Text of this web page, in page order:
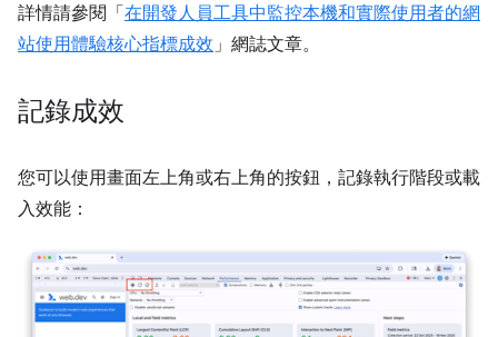
詳情請參閱「在開發人員工具中監控本機和實際使用者的網
站使用體驗核心指標成效 」網誌文章。
記錄成效
您可以使用畫面左上角或右上角的按鈕，記錄執行階段或載
入效能：